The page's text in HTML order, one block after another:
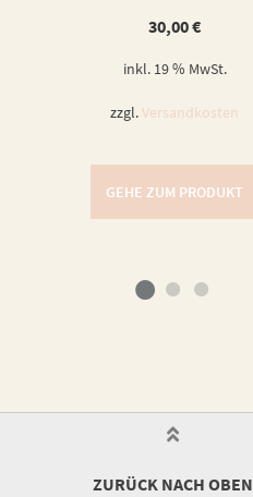
30,00€
inkl. 19 % MwSt.
zzgl.Versandkosten
GEHE ZUM PRODUKT
ZURÜCK NACH OBEN